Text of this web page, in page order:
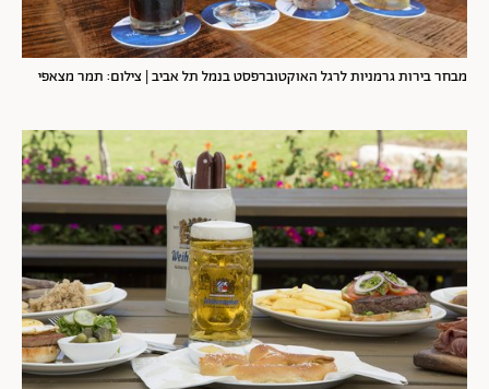
מבחר בירות גרמניות לרגל האוקטוברפסט בנמל תל אביב | צילום: תמר מצאפי